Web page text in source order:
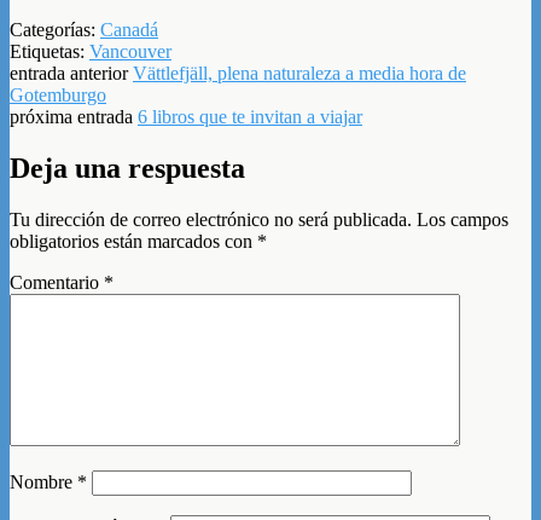
Categorías: Canadá
Etiquetas: Vancouver
entrada anteriorVättlefjäll, plena naturaleza a media hora de
Gotemburgo
próxima entrada 6 libros que te invitan a viajar
Deja una respuesta
Tu dirección de correo electrónico no será publicada. Los campos
obligatorios están marcados con *
Comentario *
Nombre *